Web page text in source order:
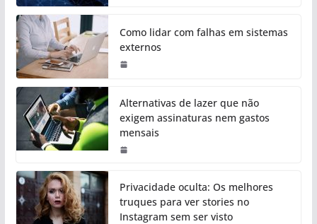
Como lidar com falhas em sistemas
externos
Alternativas de lazer que não
exigem assinaturas nem gastos
mensais
Privacidade oculta: Os melhores
truques para ver stories no
Instagram sem ser visto